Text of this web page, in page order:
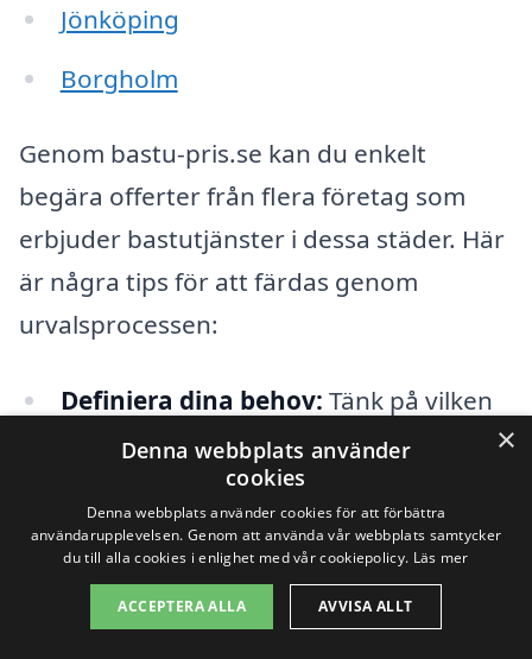
Jönköping
Borgholm
Genom bastu-pris.se kan du enkelt
begära offerter från flera företag som
erbjuder bastutjänster i dessa städer. Här
är några tips för att färdas genom
urvalsprocessen:
Definiera dina behov: Tänk på vilken
typ av bastu du är intresserad av. Är
det en traditionell vedeldad bastu,
elektrisk bastu eller kanske en
infraröd bastu?
Jämför priser:Genom att hämta flera
×
Denna webbplats använder
cookies
Denna webbplats använder cookies för att förbättra
användarupplevelsen. Genom att använda vår webbplats samtycker
du till alla cookies i enlighet med vår cookiepolicy. Läs mer
ACCEPTERA ALLA AVVISA ALLT